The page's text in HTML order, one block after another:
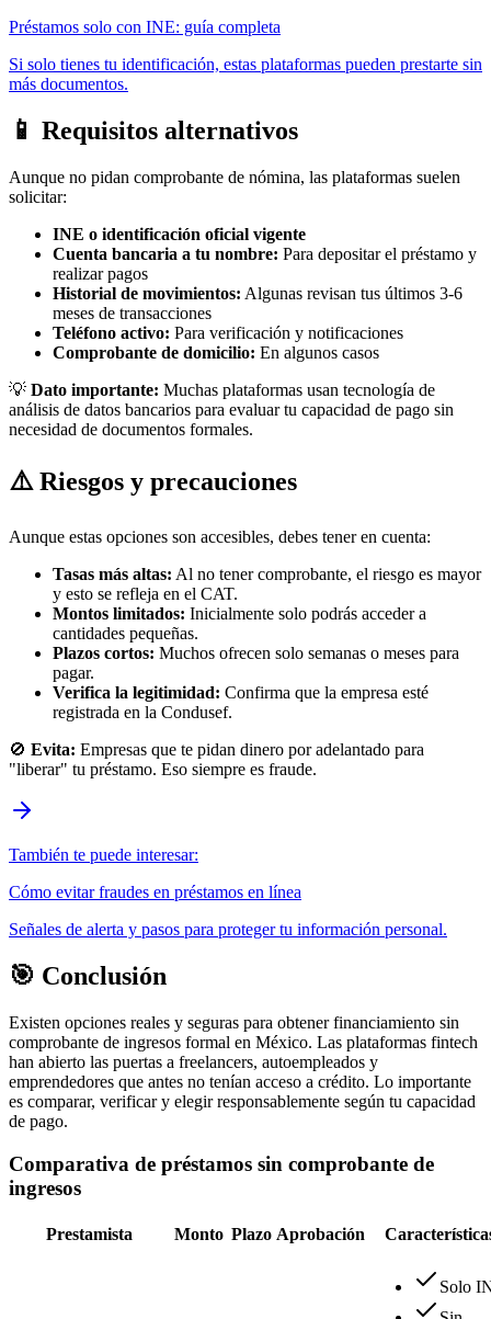
Préstamos solo con INE: guía completa
Si solo tienes tu identificación, estas plataformas pueden prestarte sin
más documentos.
📱 Requisitos alternativos
Aunque no pidan comprobante de nómina, las plataformas suelen
solicitar:
INE o identificación oficial vigente
Cuenta bancaria a tu nombre: Para depositar el préstamo y
realizar pagos
Historial de movimientos: Algunas revisan tus últimos 3-6
meses de transacciones
Teléfono activo: Para verificación y notificaciones
Comprobante de domicilio: En algunos casos
💡 Dato importante: Muchas plataformas usan tecnología de
análisis de datos bancarios para evaluar tu capacidad de pago sin
necesidad de documentos formales.
⚠️ Riesgos y precauciones
Aunque estas opciones son accesibles, debes tener en cuenta:
Tasas más altas: Al no tener comprobante, el riesgo es mayor
y esto se refleja en el CAT.
Montos limitados: Inicialmente solo podrás acceder a
cantidades pequeñas.
Plazos cortos: Muchos ofrecen solo semanas o meses para
pagar.
Verifica la legitimidad: Confirma que la empresa esté
registrada en la Condusef.
🚫 Evita: Empresas que te pidan dinero por adelantado para
"liberar" tu préstamo. Eso siempre es fraude.
También te puede interesar:
Cómo evitar fraudes en préstamos en línea
Señales de alerta y pasos para proteger tu información personal.
🎯 Conclusión
Existen opciones reales y seguras para obtener financiamiento sin
comprobante de ingresos formal en México. Las plataformas fintech
han abierto las puertas a freelancers, autoempleados y
emprendedores que antes no tenían acceso a crédito. Lo importante
es comparar, verificar y elegir responsablemente según tu capacidad
de pago.
Comparativa de préstamos sin comprobante de
ingresos
Prestamista Monto Plazo Aprobación
Solo